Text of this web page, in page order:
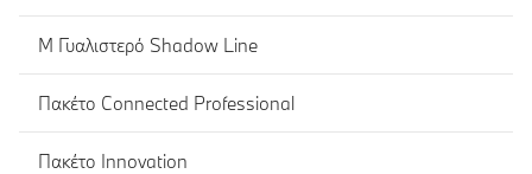
M Γυαλιστερό Shadow Line
Πακέτο Connected Professional
Πακέτο Innovation